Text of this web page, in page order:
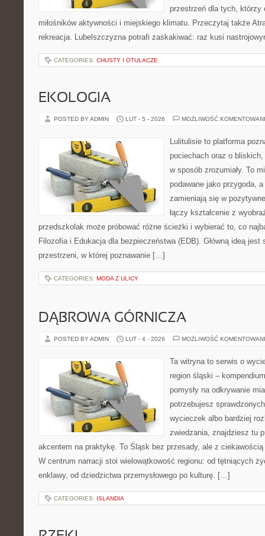
przestrzeń dla tych, którzy
miłośników aktywności i miejskiego klimatu. Przeczytaj także
rekreacja. Lubelszczyzna potrafi zaskakiwać: raz kusi
CATEGORIES: CHUSTY I OTULACZE
EKOLOGIA
POSTED BY ADMIN LUT - 5 - 2026 MOŻLIWOŚĆ
Lulitulisie to platforma
pociechach oraz o
w sposób zrozumiały. To
podawane jako przygoda,
zamieniają się w
łączy kształcenie z
przedszkolak może próbować różne ścieżki i wybierać to, co
Filozofia i Edukacja dla bezpieczeństwa (EDB). Główną ideą jest
przestrzeni, w której poznawanie […]
CATEGORIES: MODA Z ULICY
DĄBROWA GÓRNICZA
POSTED BY ADMIN LUT - 4 - 2026 MOŻLIWOŚĆ
Ta witryna to serwis o
region śląski –
pomysły na odkrywanie
potrzebujesz
wycieczek albo bardziej
zwiedzania, znajdziesz tu
akcentem na praktykę. To Śląsk bez przesady, ale z
W centrum narracji stoi wielowątkowość regionu: od tętniących
enklawy, od dziedzictwa przemysłowego po kulturę. […]
CATEGORIES: ISLANDIA